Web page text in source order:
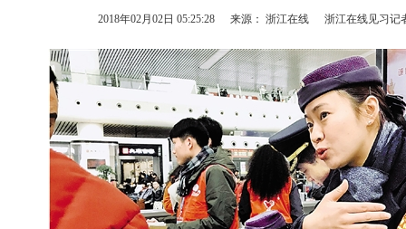
2018年02月02日 05:25:28 来源： 浙江在线 浙江在线见习记